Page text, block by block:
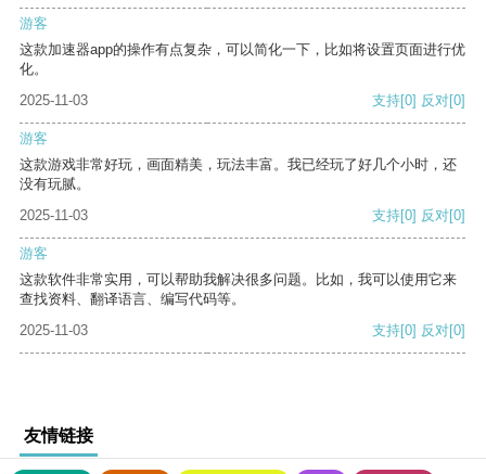
游客
这款加速器app的操作有点复杂，可以简化一下，比如将设置页面进行优
化。
2025-11-03
支持[0] 反对[0]
游客
这款游戏非常好玩，画面精美，玩法丰富。我已经玩了好几个小时，还
没有玩腻。
2025-11-03
支持[0] 反对[0]
游客
这款软件非常实用，可以帮助我解决很多问题。比如，我可以使用它来
查找资料、翻译语言、编写代码等。
2025-11-03
支持[0] 反对[0]
友情链接